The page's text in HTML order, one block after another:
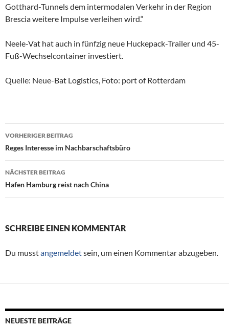
Gotthard-Tunnels dem intermodalen Verkehr in der Region
Brescia weitere Impulse verleihen wird.“
Neele-Vat hat auch in fünfzig neue Huckepack-Trailer und 45-
Fuß-Wechselcontainer investiert.
Quelle: Neue-Bat Logistics, Foto: port of Rotterdam
Beitragsnavigation
VORHERIGER BEITRAG
Reges Interesse im Nachbarschaftsbüro
NÄCHSTER BEITRAG
Hafen Hamburg reist nach China
SCHREIBE EINEN KOMMENTAR
Du musstangemeldetsein, um einen Kommentar abzugeben.
NEUESTE BEITRÄGE